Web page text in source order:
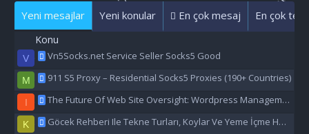
Yeni mesajlar Yeni konular En çok mesaj En çok
Konu
V Vn5Socks.net Service Seller Socks5 Good
M 911 S5 Proxy – Residential Socks5 Proxies (190+ Countries)
I The Future Of Web Site Oversight: Wordpress Management Aı
K Göcek Rehberi Ile Tekne Turları, Koylar Ve Yeme İçme Hakkında Eşsiz Bilgiler